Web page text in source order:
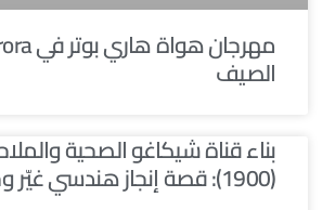
الصيف
بناء قناة شيكاغو الصحية
(1900): قصة إنجاز هندسي غيّر وجه مدينة